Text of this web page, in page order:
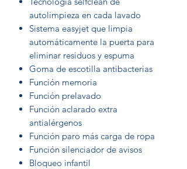
autolimpieza en cada lavado
Sistema easyjet que limpia
automáticamente la puerta para
eliminar residuos y espuma
Goma de escotilla antibacterias
Función memoria
Función prelavado
Función aclarado extra
antialérgenos
Función paro más carga de ropa
Función silenciador de avisos
Bloqueo infantil